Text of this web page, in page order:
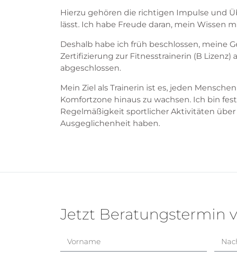
Hierzu gehören die richtigen Impulse und
lässt. Ich habe Freude daran, mein
Deshalb habe ich früh beschlossen, meine
Zertifizierung zur Fitnesstrainerin (B Lizenz)
abgeschlossen.
Mein Ziel als Trainerin ist es, jeden
Komfortzone hinaus zu wachsen. Ich bin
Regelmäßigkeit sportlicher Aktivitäten
Ausgeglichenheit haben.
Jetzt Beratungstermin